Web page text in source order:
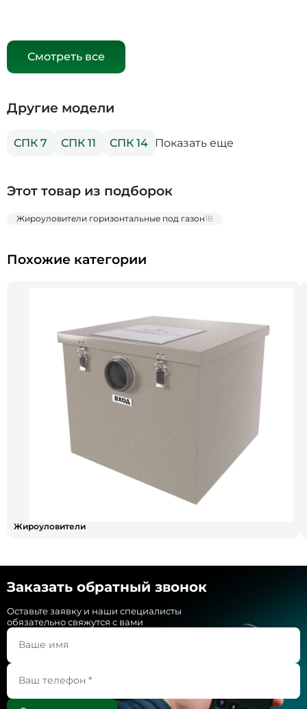
Смотреть все
Другие модели
СПК 7 СПК 11 СПК 14 Показать еще
Этот товар из подборок
Жироуловители горизонтальные под газон18
Похожие категории
Жироуловители
Заказать обратный звонок
Оставьте заявку и наши специалисты
обязательно свяжутся с вами